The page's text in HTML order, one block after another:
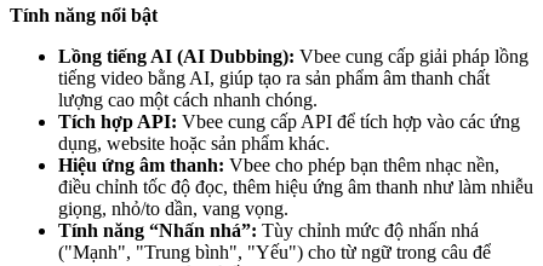
Tính năng nổi bật
Lồng tiếng AI (AI Dubbing): Vbee cung cấp giải pháp lồng
tiếng video bằng AI, giúp tạo ra sản phẩm âm thanh chất
lượng cao một cách nhanh chóng.
Tích hợp API: Vbee cung cấp API để tích hợp vào các ứng
dụng, website hoặc sản phẩm khác.
Hiệu ứng âm thanh: Vbee cho phép bạn thêm nhạc nền,
điều chỉnh tốc độ đọc, thêm hiệu ứng âm thanh như làm nhiễu
giọng, nhỏ/to dần, vang vọng.
Tính năng “Nhấn nhá”: Tùy chỉnh mức độ nhấn nhá
("Mạnh", "Trung bình", "Yếu") cho từ ngữ trong câu để